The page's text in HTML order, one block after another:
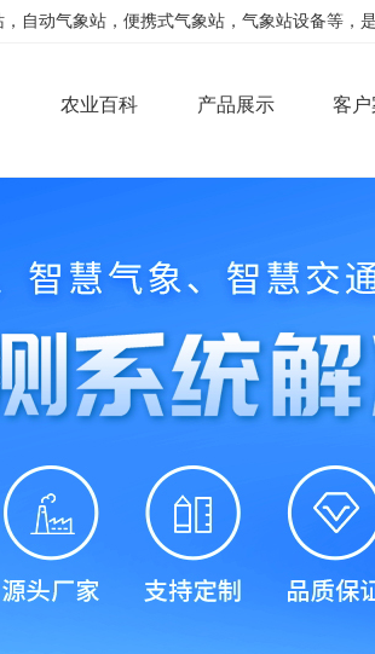
自动气象站，便携式气象站，气象站设备等，
农业百科 产品展示 客户